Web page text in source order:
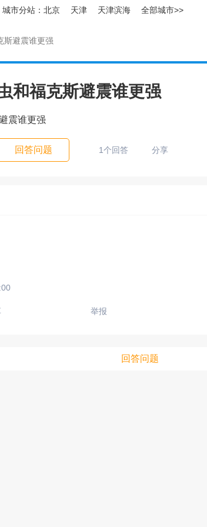
城市分站： 北京 天津 天津滨海 全部城市>>
斯避震谁更强
和福克斯避震谁更强
震谁更强
回答问题 1个回答 分享
举报
回答问题
视频地址，目前暂时只支持优酷